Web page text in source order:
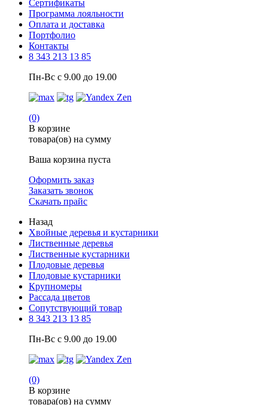
Сертификаты
Программа лояльности
Оплата и доставка
Портфолио
Контакты
8 343 213 13 85
Пн-Вс с 9.00 до 19.00
(0)
В корзине
товара(ов) на сумму
Ваша корзина пуста
Оформить заказ
Заказать звонок
Скачать прайс
Назад
Хвойные деревья и кустарники
Лиственные деревья
Лиственные кустарники
Плодовые деревья
Плодовые кустарники
Крупномеры
Рассада цветов
Сопутствующий товар
8 343 213 13 85
Пн-Вс с 9.00 до 19.00
(0)
В корзине
товара(ов) на сумму